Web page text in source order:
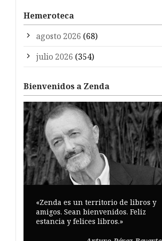
Hemeroteca
agosto 2026 (68)
julio 2026 (354)
Bienvenidos a Zenda
«Zenda es un territorio de libros y
amigos. Sean bienvenidos. Feliz
estancia y felices libros.»